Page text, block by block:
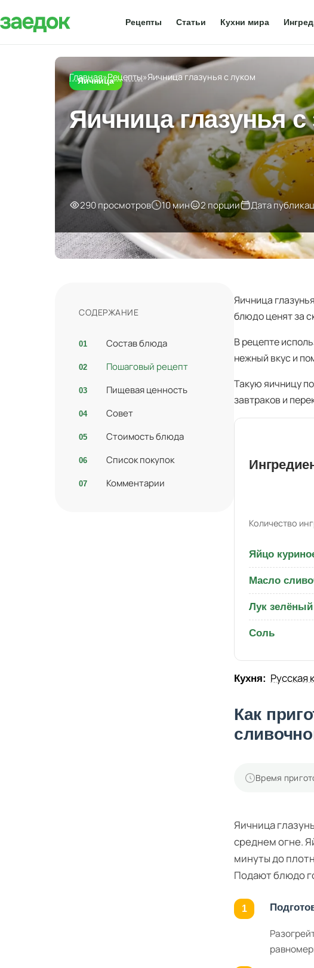
Рецепты Статьи Кухни мира
Главная»Рецепты»Яичница глазунья с луком
Яичница
Яичница глазунья
290 просмотров 10 мин 2 порции Дата
СОДЕРЖАНИЕ
Состав блюда
Пошаговый рецепт
Пищевая ценность
Совет
Стоимость блюда
Список покупок
Комментарии
Яичница
блюдо ценят за
В рецепте
нежный вкус и
Такую яичницу
завтраков и
Количество
Яйцо
Масло
Лук зелёный
Соль
Кухня: Русская
Как
Время
Яичница
среднем огне.
минуты до
Подают блюдо